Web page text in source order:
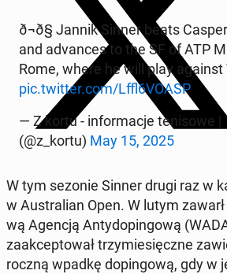
ð¬ð§ Jannik Sinner beats
and ad­van­ces to the SF of ATP
Rome, where he will play
pic.twitter.com/Lffl6VOASP
— Z kortu - in­for­ma­cje te­ni­so­we |
(@z_kortu) May 15, 2025
W tym sezonie Sinner drugi raz w
w Au­stra­lian Open. W lutym
wą Agencją An­ty­do­pin­go­wą
za­ak­cep­to­wał trzy­mie­sięcz­ne
rocz­ną wpadkę do­pin­go­wą, gdy w